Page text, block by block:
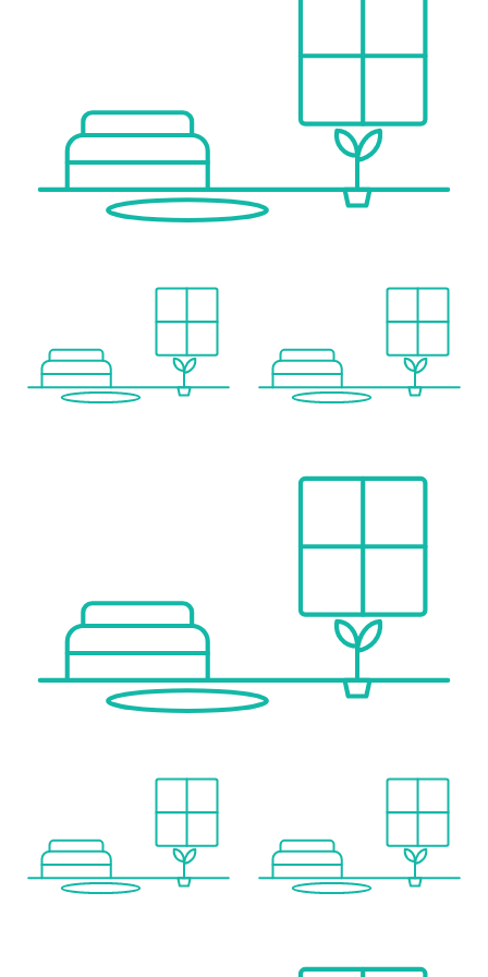
Polizei <1.500m
Verkehr
U-Bahn <3.000m
Straßenbahn <3.500m